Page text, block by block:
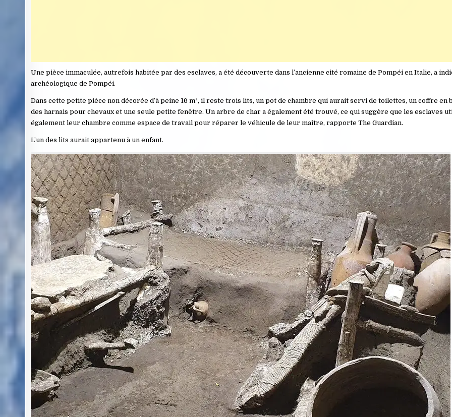
Une pièce immaculée, autrefois habitée par des esclaves, a été découverte dans l’ancienne cité romaine de Pompéi en Italie, a
archéologique de Pompéi.
Dans cette petite pièce non décorée d’à peine 16 m², il reste trois lits, un pot de chambre qui aurait servi de toilettes, un coffre en
des harnais pour chevaux et une seule petite fenêtre. Un arbre de char a également été trouvé, ce qui suggère que les esclaves
également leur chambre comme espace de travail pour réparer le véhicule de leur maître, rapporte The Guardian.
L’un des lits aurait appartenu à un enfant.